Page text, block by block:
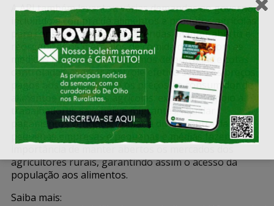
A ARI também levantou várias demandas ao governo,
incluindo a compra de alimentos e produtos agrícolas
para consumo fresco nas fazendas; manter aberto e
reorganizar os mercados de comida de rua, com as
medidas necessárias em termos de entradas e cotas
controladas; exercer controle efetivo sobre os preços
pagos aos produtores e os preços ao consumidor de
alimentos e produtos agrícolas; expandir o apoio a
trabalhadores sazonais e migrantes; liquidar
pagamentos vencidos; apoiar a dívida contraída por
pequenas empresas e pequenas e médias fazendas;
importância de manter abertos os mercados dos
agricultores rurais, garantindo assim o acesso da
população aos alimentos.
Saiba mais: